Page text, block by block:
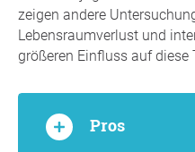
zeigen andere
Lebensraumverlust und
größeren Einfluss auf diese
Pros